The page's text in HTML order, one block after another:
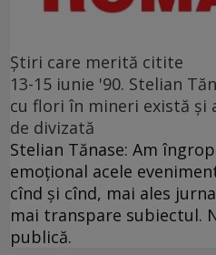
Ştiri care merită citite
13-15 iunie '90. Stelian
cu flori în mineri există și
de divizată
Stelian Tănase: Am
emoțional acele
cînd și cînd, mai ales
mai transpare subiectul.
publică.